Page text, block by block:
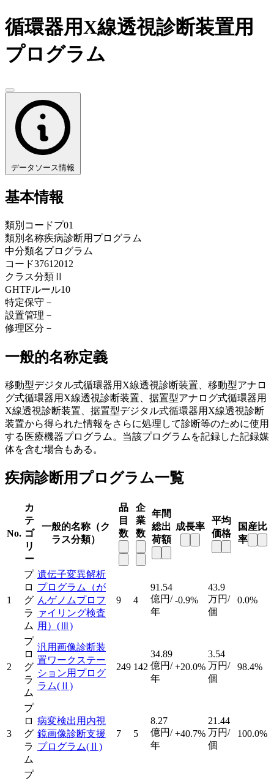
循環器用X線透視診断装置用
プログラム
データソース情報
基本情報
類別コードプ01
類別名称疾病診断用プログラム
中分類名プログラム
コード37612012
クラス分類 Ⅱ
GHTFルール10
特定保守 －
設置管理 －
修理区分 －
一般的名称定義
移動型デジタル式循環器用X線透視診断装置、移動型アナロ
グ式循環器用X線透視診断装置、据置型アナログ式循環器用
X線透視診断装置、据置型デジタル式循環器用X線透視診断
装置から得られた情報をさらに処理して診断等のために使用
する医療機器プログラム。当該プログラムを記録した記録媒
体を含む場合もある。
疾病診断用プログラム一覧
No.
カ
テ
ゴ
リ
ー
一般的名称（ク
ラス分類）
品
目
数
企
業
数
年間
総出
荷額
成長率
平均
価格
国産比
率
1
プ
ロ
グ
ラ
ム
遺伝子変異解析
プログラム（が
んゲノムプロフ
ァイリング検査
用） (Ⅲ)
9 4
91.54
億円/
年
-0.9%
43.9
万円/
個
0.0%
2
プ
ロ
グ
ラ
ム
汎用画像診断装
置ワークステー
ション用プログ
ラム(Ⅱ)
249 142
34.89
億円/
年
+20.0%
3.54
万円/
個
98.4%
3
プ
ロ
グ
ラ
ム
病変検出用内視
鏡画像診断支援
プログラム(Ⅱ)
7 5
8.27
億円/
年
+40.7%
21.44
万円/
個
100.0%
プ